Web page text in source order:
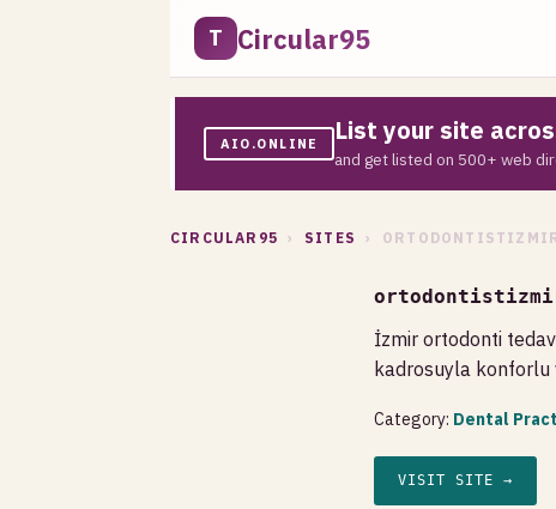
T Circular95
AIO.ONLINE List your site
and get listed on 500+ web
CIRCULAR95 › SITES ›
İzmir ortodonti
kadrosuyla konforlu
Category: Dental
VISIT SITE →